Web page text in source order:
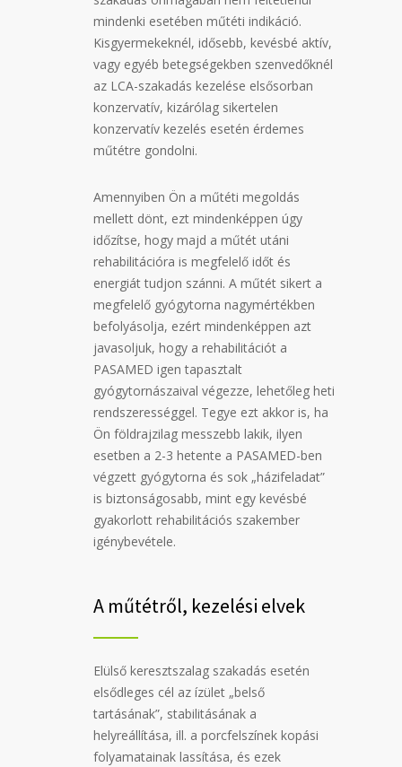
mindenki esetében műtéti indikáció.
Kisgyermekeknél, idősebb, kevésbé aktív,
vagy egyéb betegségekben szenvedőknél
az LCA-szakadás kezelése elsősorban
konzervatív, kizárólag sikertelen
konzervatív kezelés esetén érdemes
műtétre gondolni.
Amennyiben Ön a műtéti megoldás
mellett dönt, ezt mindenképpen úgy
időzítse, hogy majd a műtét utáni
rehabilitációra is megfelelő időt és
energiát tudjon szánni. A műtét sikert a
megfelelő gyógytorna nagymértékben
befolyásolja, ezért mindenképpen azt
javasoljuk, hogy a rehabilitációt a
PASAMED igen tapasztalt
gyógytornászaival végezze, lehetőleg heti
rendszerességgel. Tegye ezt akkor is, ha
Ön földrajzilag messzebb lakik, ilyen
esetben a 2-3 hetente a PASAMED-ben
végzett gyógytorna és sok „házifeladat”
is biztonságosabb, mint egy kevésbé
gyakorlott rehabilitációs szakember
igénybevétele.
A műtétről, kezelési elvek
Elülső keresztszalag szakadás esetén
elsődleges cél az ízület „belső
tartásának”, stabilitásának a
helyreállítása, ill. a porcfelszínek kopási
folyamatainak lassítása, és ezek